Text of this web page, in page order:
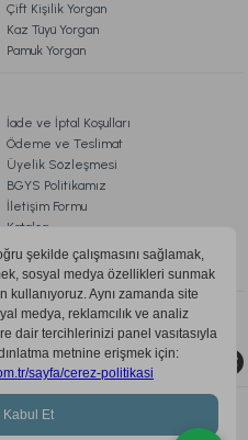
Çift Kişilik Yorgan
Kaz Tüyü Yorgan
Pamuk Yorgan
İade ve İptal Koşulları
Ödeme ve Teslimat
Üyelik Sözleşmesi
BGYS Politikamız
İletişim Formu
Katalog
Çerez Politikası
Bizi Takip Edin